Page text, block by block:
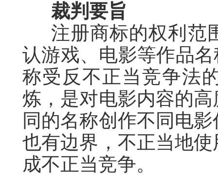
裁判要旨
注册商标的权利范
认游戏、电影等作品
称受反不正当竞争法
炼，是对电影内容的
同的名称创作不同电
也有边界，不正当地
成不正当竞争。